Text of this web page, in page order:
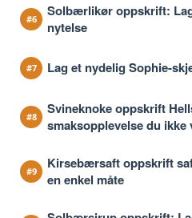
Solbærlikør oppskrift:
nytelse
Lag et nydelig Sophie-
Svineknoke oppskrift
smaksopplevelse du ikke
Kirsebærsaft oppskrift
en enkel måte